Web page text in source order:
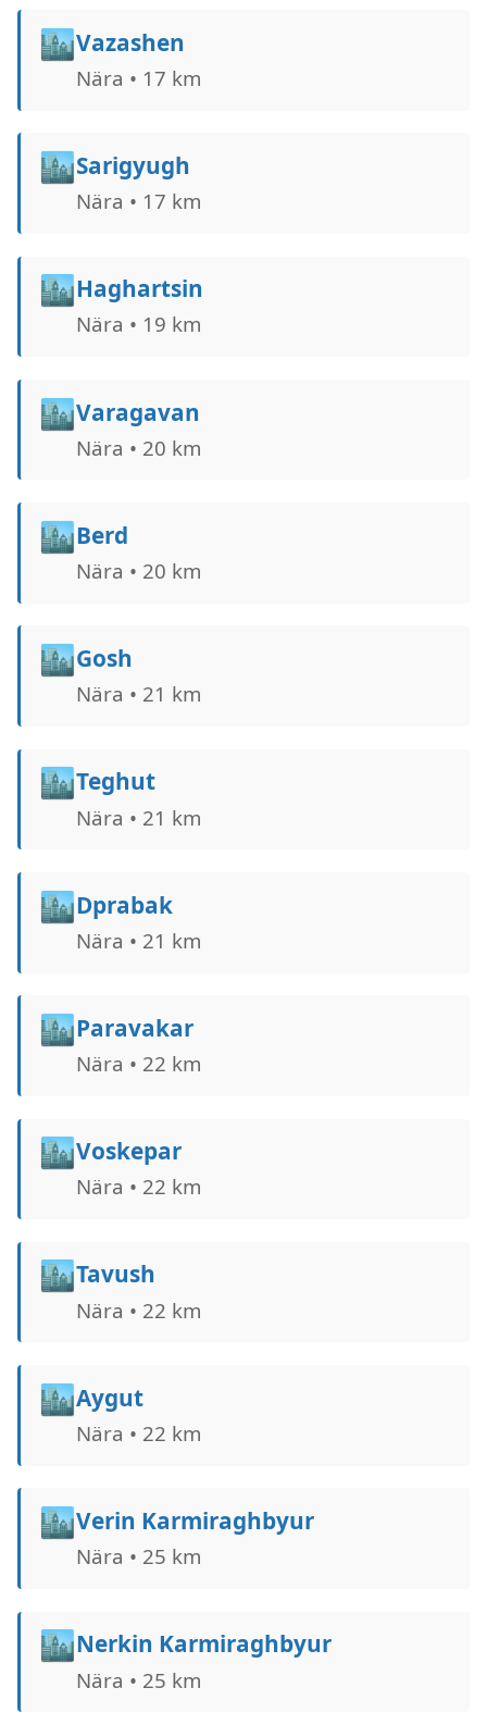
🏙️Vazashen
Nära • 17 km
🏙️Sarigyugh
Nära • 17 km
🏙️Haghartsin
Nära • 19 km
🏙️Varagavan
Nära • 20 km
🏙️Berd
Nära • 20 km
🏙️Gosh
Nära • 21 km
🏙️Teghut
Nära • 21 km
🏙️Dprabak
Nära • 21 km
🏙️Paravakar
Nära • 22 km
🏙️Voskepar
Nära • 22 km
🏙️Tavush
Nära • 22 km
🏙️Aygut
Nära • 22 km
🏙️Verin Karmiraghbyur
Nära • 25 km
🏙️Nerkin Karmiraghbyur
Nära • 25 km